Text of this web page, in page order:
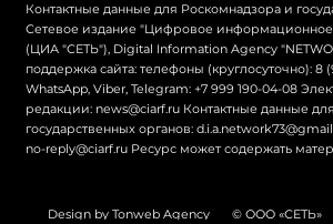
Контактные данные для Роскомнадзора и
Сетевое издание "Цифровое информационное
(ЦИА "СЕТЬ"), Digital Information Agency
поддержка сайта: телефоны (круглосуточно): 8
WhatsApp, Viber, Telegram: +7 999 190-04-08
редакции: news@ciarf.ru Контактные данные
государственных органов:
no-reply@ciarf.ru Ресурс может содержать
Design by Tonweb Agency © ООО «СЕТЬ»